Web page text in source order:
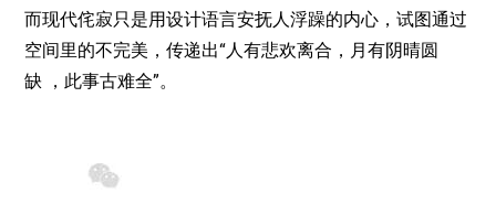
而现代侘寂只是用设计语言安抚人浮躁的内心，试图通过
空间里的不完美，传递出“人有悲欢离合，月有阴晴圆
缺 ，此事古难全”。